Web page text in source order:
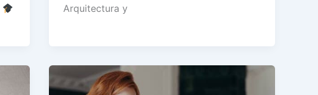
Arquitectura y